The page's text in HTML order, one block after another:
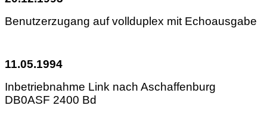
Benutzerzugang auf vollduplex mit Echoausgabe
11.05.1994
Inbetriebnahme Link nach Aschaffenburg
DB0ASF 2400 Bd